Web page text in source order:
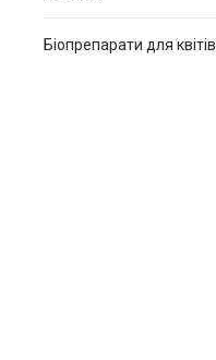
Біопрепарати для квітів